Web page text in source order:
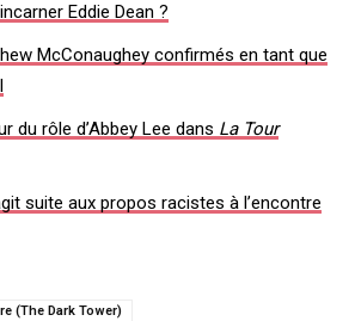
Eddie Dean ?
McConaughey confirmés en tant que
du rôle d’Abbey Lee dans La Tour
suite aux propos racistes à l’encontre
(The Dark Tower)